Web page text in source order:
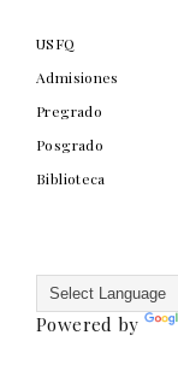
USFQ
Admisiones
Pregrado
Posgrado
Biblioteca
Powered by